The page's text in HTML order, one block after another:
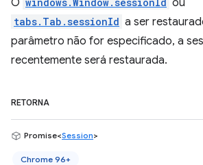
O ou
tabs.Tab.sessionId a ser
parâmetro não for especificado, a
recentemente será restaurada.
RETORNA
Promise<Session>
Chrome 96+